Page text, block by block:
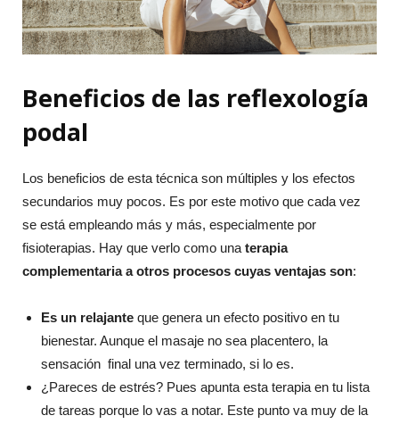
Beneficios de las reflexología
podal
Los beneficios de esta técnica son múltiples y los efectos
secundarios muy pocos. Es por este motivo que cada vez
se está empleando más y más, especialmente por
fisioterapias. Hay que verlo como una terapia
complementaria a otros procesos cuyas ventajas son:
Es un relajante que genera un efecto positivo en tu
bienestar. Aunque el masaje no sea placentero, la
sensación final una vez terminado, si lo es.
¿Pareces de estrés? Pues apunta esta terapia en tu lista
de tareas porque lo vas a notar. Este punto va muy de la